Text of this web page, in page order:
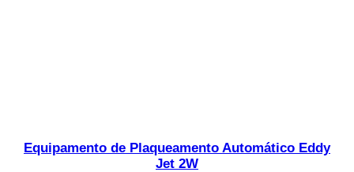
Equipamento de Plaqueamento Automático Eddy
Jet 2W